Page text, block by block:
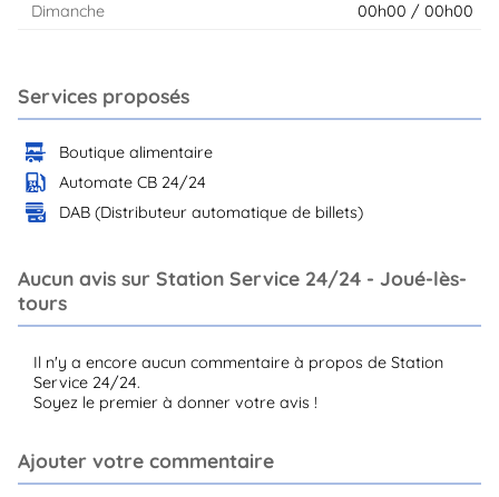
Dimanche
00h00 / 00h00
Services proposés
Boutique alimentaire
Automate CB 24/24
DAB (Distributeur automatique de billets)
Aucun avis sur Station Service 24/24 - Joué-lès-
tours
Il n'y a encore aucun commentaire à propos de Station
Service 24/24.
Soyez le premier à donner votre avis !
Ajouter votre commentaire